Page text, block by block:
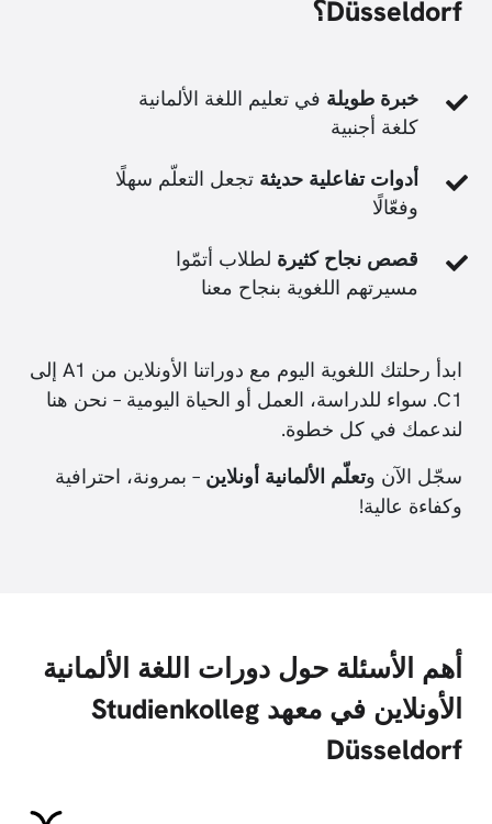
Düsseldorf؟
خبرة طويلة في تعليم اللغة الألمانية
كلغة أجنبية
أدوات تفاعلية حديثة تجعل التعلّم سهلًا
وفعّالًا
قصص نجاح كثيرة لطلاب أتمّوا
مسيرتهم اللغوية بنجاح معنا
ابدأ رحلتك اللغوية اليوم مع دوراتنا الأونلاين من A1 إلى
C1. سواء للدراسة، العمل أو الحياة اليومية – نحن هنا
لندعمك في كل خطوة.
سجّل الآن وتعلّم الألمانية أونلاين – بمرونة، احترافية
وكفاءة عالية!
أهم الأسئلة حول دورات اللغة الألمانية
الأونلاين في معهد Studienkolleg
Düsseldorf